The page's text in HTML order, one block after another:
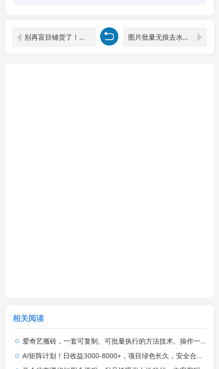
别再盲目铺货了！选品逻辑+关键字优化+广告漏斗，一套课打通亚马逊出单全流程 图片批量无痕去水印，全自动处理，给模特换衣、换造型，只要你想要的，都可以 (附视频教程)
相关阅读
爱奇艺搬砖，一套可复制、可批量执行的方法技术。操作一个月，整年不用愁!
AI矩阵计划！日收益3000-8000+，项目绿色长久，安全合规靠谱，可批量放大。扶持工作室和分公司